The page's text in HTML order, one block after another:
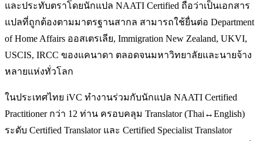
และประทับตราโดยนักแปล NAATI Certified ถือว่าเป็นเอกสาร
แปลที่ถูกต้องตามมาตรฐานสากล สามารถใช้ยื่นต่อ Department
of Home Affairs ออสเตรเลีย, Immigration New Zealand, UKVI,
USCIS, IRCC ของแคนาดา ตลอดจนมหาวิทยาลัยและนายจ้าง
หลายแห่งทั่วโลก
ในประเทศไทย iVC ทำงานร่วมกับนักแปล NAATI Certified
Practitioner กว่า 12 ท่าน ครอบคลุม Translator (Thai↔English)
ระดับ Certified Translator และ Certified Specialist Translator